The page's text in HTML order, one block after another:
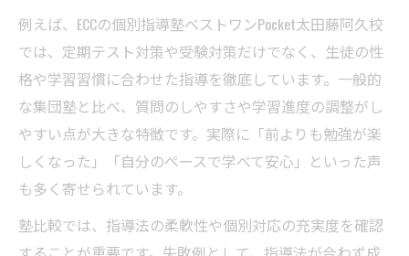
例えば、ECCの個別指導塾ベストワンPocket太田藤阿久校
では、定期テスト対策や受験対策だけでなく、生徒の性
格や学習習慣に合わせた指導を徹底しています。一般的
な集団塾と比べ、質問のしやすさや学習進度の調整がし
やすい点が大きな特徴です。実際に「前よりも勉強が楽
しくなった」「自分のペースで学べて安心」といった声
も多く寄せられています。
塾比較では、指導法の柔軟性や個別対応の充実度を確認